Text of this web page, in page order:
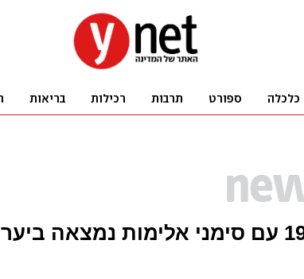
גופת בת 19 עם סימני אלימות נמצאה ביער